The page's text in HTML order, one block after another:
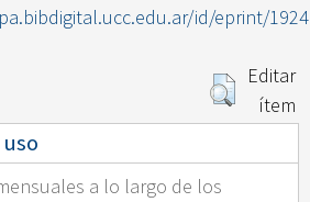
id/eprint/1924
Editar
ítem
a lo largo de los